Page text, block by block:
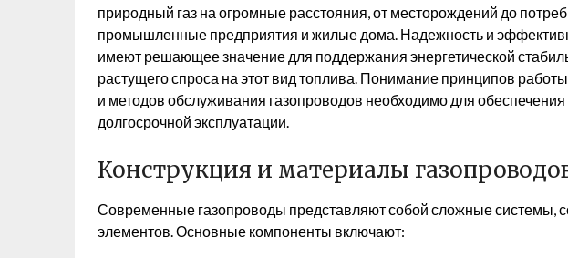
природный газ на огромные расстояния, от месторождений до
промышленные предприятия и жилые дома. Надежность и
имеют решающее значение для поддержания энергетической
растущего спроса на этот вид топлива. Понимание принципов
и методов обслуживания газопроводов необходимо для обеспечения
долгосрочной эксплуатации.
Конструкция и материалы
Современные газопроводы представляют собой сложные системы,
элементов. Основные компоненты включают: